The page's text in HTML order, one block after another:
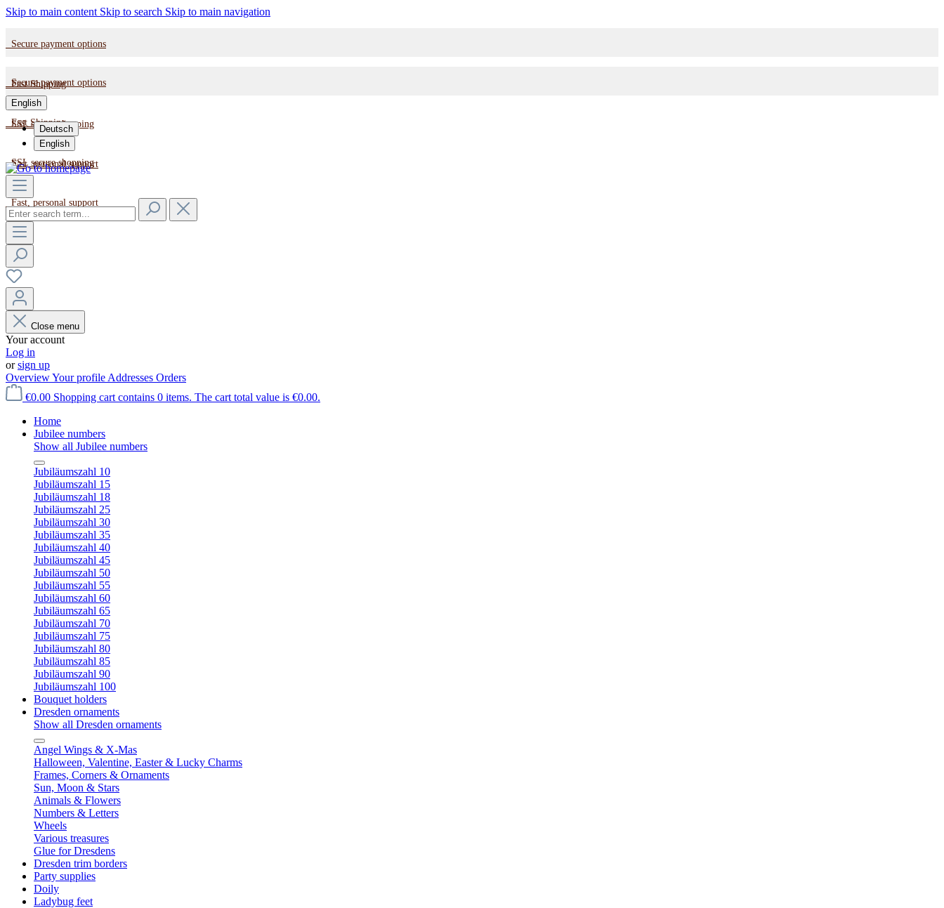
Skip to main content Skip to search Skip to main navigation
Secure payment options
Fast Shipping
SSL secure shopping
Fast, personal support
Secure payment options
Fast Shipping
SSL secure shopping
Fast, personal support
English
Deutsch
English
Close menu
Your account
Log in
orsign up
OverviewYour profile Addresses Orders
€0.00 Shopping cart contains 0 items. The cart total value is €0.00.
Home
Jubilee numbers
Show all Jubilee numbers
Jubiläumszahl 10
Jubiläumszahl 15
Jubiläumszahl 18
Jubiläumszahl 25
Jubiläumszahl 30
Jubiläumszahl 35
Jubiläumszahl 40
Jubiläumszahl 45
Jubiläumszahl 50
Jubiläumszahl 55
Jubiläumszahl 60
Jubiläumszahl 65
Jubiläumszahl 70
Jubiläumszahl 75
Jubiläumszahl 80
Jubiläumszahl 85
Jubiläumszahl 90
Jubiläumszahl 100
Bouquet holders
Dresden ornaments
Show all Dresden ornaments
Angel Wings & X-Mas
Halloween, Valentine, Easter & Lucky Charms
Frames, Corners & Ornaments
Sun, Moon & Stars
Animals & Flowers
Numbers & Letters
Wheels
Various treasures
Glue for Dresdens
Dresden trim borders
Party supplies
Doily
Ladybug feet